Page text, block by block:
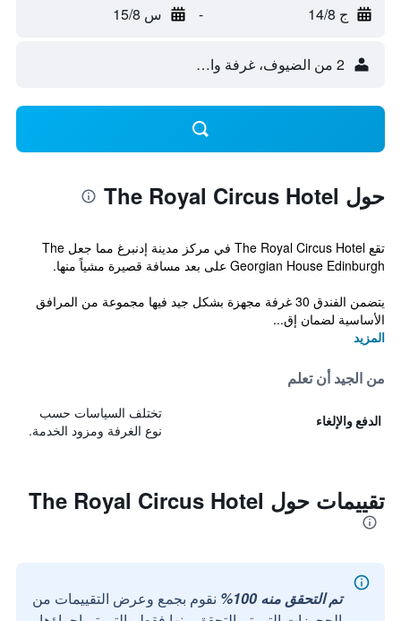
ج 14/8 - س 15/8
2 من الضيوف، غرفة واحدة
حول The Royal Circus Hotel
تقع The Royal Circus Hotel في مركز مدينة إدنبرغ مما جعل The
Georgian House Edinburgh على بعد مسافة قصيرة مشياً منها.
يتضمن الفندق 30 غرفة مجهزة بشكل جيد فيها مجموعة من المرافق
الأساسية لضمان إق...
المزيد
من الجيد أن تعلم
الدفع والإلغاء
تختلف السياسات حسب
نوع الغرفة ومزود الخدمة.
تقييمات حول The Royal Circus Hotel
تم التحقق منه 100%
نقوم بجمع وعرض التقييمات من